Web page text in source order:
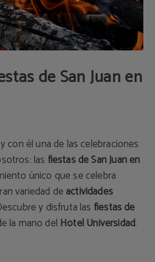
de San Juan en
con él una de las celebraciones
las fiestas de San Juan en
único que se celebra
variedad de actividades
y disfruta las fiestas de
la mano del Hotel Universidad.